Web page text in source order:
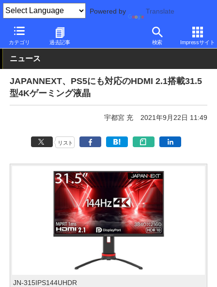
Powered by Translate
カテゴリ 過去記事 検索 Impressサイト
PC Watch 半導体/周辺機器 JAPANNEXT
ニュース
JAPANNEXT、PS5にも対応のHDMI 2.1搭載31.5
型4Kゲーミング液晶
宇都宮 充 2021年9月22日 11:49
リスト
JN-315IPS144UHDR